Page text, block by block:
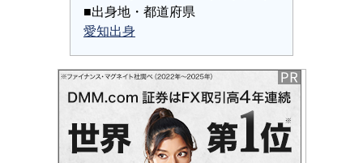
■出身地・都道府県
愛知出身